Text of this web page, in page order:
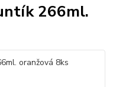
266ml.